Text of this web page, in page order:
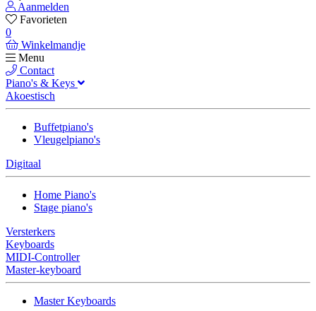
Aanmelden
Favorieten
0
Winkelmandje
Menu
Contact
Piano's & Keys
Akoestisch
Buffetpiano's
Vleugelpiano's
Digitaal
Home Piano's
Stage piano's
Versterkers
Keyboards
MIDI-Controller
Master-keyboard
Master Keyboards